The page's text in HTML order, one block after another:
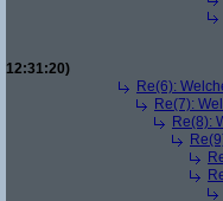
12:31:20)
Re(6):
Re(7):
Re(8):